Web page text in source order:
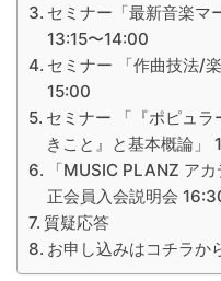
セミナー「最新音楽マ
13:15〜14:00
セミナー 「作曲技法/
15:00
セミナー 「『ポピュ
きこと』と基本概論」
「MUSIC PLANZ ア
正会員入会説明会
質疑応答
お申し込みはコチラか